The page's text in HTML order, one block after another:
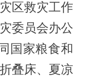
区救灾工作
委员会办公
国家粮食和
叠床、夏凉